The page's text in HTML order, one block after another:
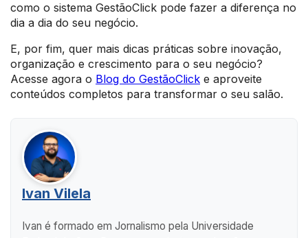
como o sistema GestãoClick pode fazer a diferença no
dia a dia do seu negócio.
E, por fim, quer mais dicas práticas sobre inovação,
organização e crescimento para o seu negócio?
Acesse agora o Blog do GestãoClick e aproveite
conteúdos completos para transformar o seu salão.
Ivan Vilela
Ivan é formado em Jornalismo pela Universidade